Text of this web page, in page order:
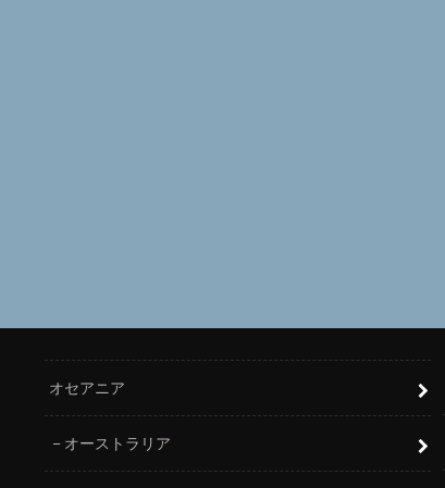
オセアニア
オーストラリア